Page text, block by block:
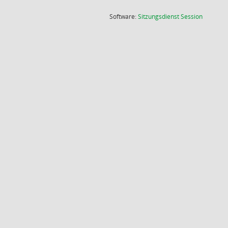
Software:SitzungsdienstSession(Wird in